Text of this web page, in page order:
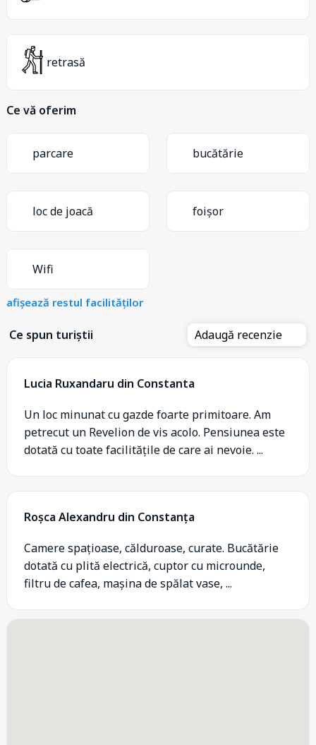
retrasă
Ce vă oferim
parcare bucătărie
loc de joacă foișor
Wifi
afișează restul facilităților
Ce spun turiștii Adaugă recenzie
Lucia Ruxandaru din Constanta
Un loc minunat cu gazde foarte primitoare. Am
petrecut un Revelion de vis acolo. Pensiunea este
dotată cu toate facilitățile de care ai nevoie. ...
Roșca Alexandru din Constanța
Camere spațioase, călduroase, curate. Bucătărie
dotată cu plită electrică, cuptor cu microunde,
filtru de cafea, mașina de spălat vase, ...